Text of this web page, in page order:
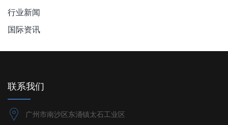
行业新闻
国际资讯
联系我们
广州市南沙区东涌镇太石工业区